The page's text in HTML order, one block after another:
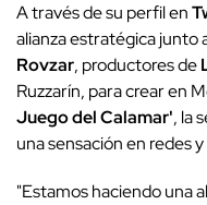
A través de su perfil en
alianza estratégica junto
Rovzar, productores de
Ruzzarín, para crear en
Juego del Calamar', la
una sensación en redes y
"Estamos haciendo una